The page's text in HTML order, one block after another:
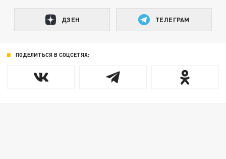
ДЗЕН ТЕЛЕГРАМ
ПОДЕЛИТЬСЯ В СОЦСЕТЯХ: